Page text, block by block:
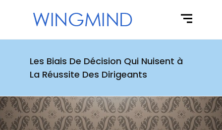
Les Biais De Décision Qui Nuisent à
La Réussite Des Dirigeants